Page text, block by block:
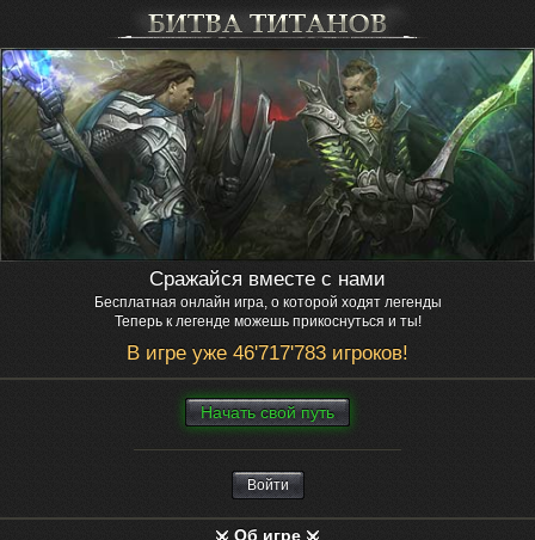
Сражайся вместе с нами
Бесплатная онлайн игра, о которой ходят легенды
Теперь к легенде можешь прикоснуться и ты!
В игре уже 46'717'783 игроков!
Нaчaть свой путь
Войти
Об игре